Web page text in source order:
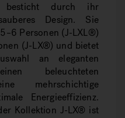
besticht durch ihr
Design. Sie
Personen (J-LXL®)
(J-LX®) und bietet
an eleganten
beleuchteten
mehrschichtige
Energieeffizienz.
Kollektion J-LX® ist